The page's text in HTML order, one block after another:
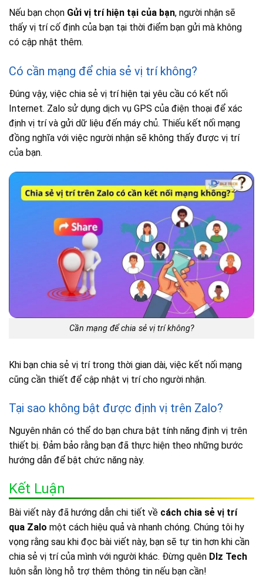
Nếu bạn chọn Gửi vị trí hiện tại của bạn, người nhận sẽ
thấy vị trí cố định của bạn tại thời điểm bạn gửi mà không
có cập nhật thêm.
Có cần mạng để chia sẻ vị trí không?
Đúng vậy, việc chia sẻ vị trí hiện tại yêu cầu có kết nối
Internet. Zalo sử dụng dịch vụ GPS của điện thoại để xác
định vị trí và gửi dữ liệu đến máy chủ. Thiếu kết nối mạng
đồng nghĩa với việc người nhận sẽ không thấy được vị trí
của bạn.
Cần mạng để chia sẻ vị trí không?
Khi bạn chia sẻ vị trí trong thời gian dài, việc kết nối mạng
cũng cần thiết để cập nhật vị trí cho người nhận.
Tại sao không bật được định vị trên Zalo?
Nguyên nhân có thể do bạn chưa bật tính năng định vị trên
thiết bị. Đảm bảo rằng bạn đã thực hiện theo những bước
hướng dẫn để bật chức năng này.
Kết Luận
Bài viết này đã hướng dẫn chi tiết về cách chia sẻ vị trí
qua Zalo một cách hiệu quả và nhanh chóng. Chúng tôi hy
vọng rằng sau khi đọc bài viết này, bạn sẽ tự tin hơn khi cần
chia sẻ vị trí của mình với người khác. Đừng quên Dlz Tech
luôn sẵn lòng hỗ trợ thêm thông tin nếu bạn cần!